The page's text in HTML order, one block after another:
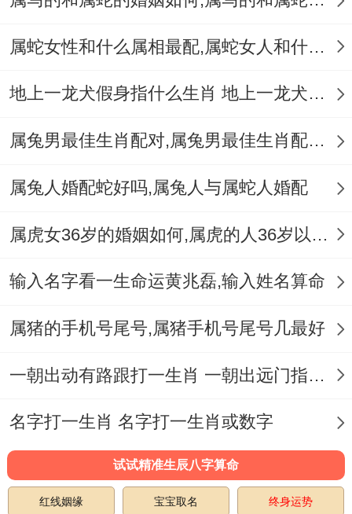
属蛇女性和什么属相最配,属蛇女人和什么属相最配
地上一龙犬假身指什么生肖 地上一龙犬假身十二生肖指哪肖
属兔男最佳生肖配对,属兔男最佳生肖配对表
属兔人婚配蛇好吗,属兔人与属蛇人婚配
属虎女36岁的婚姻如何,属虎的人36岁以后会好吗
输入名字看一生命运黄兆磊,输入姓名算命
属猪的手机号尾号,属猪手机号尾号几最好
一朝出动有路跟打一生肖 一朝出远门指什么生肖
名字打一生肖 名字打一生肖或数字
试试精准生辰八字算命
红线姻缘 宝宝取名 终身运势